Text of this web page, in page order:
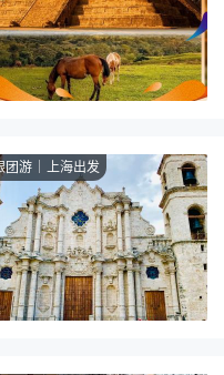
团游 上海出发